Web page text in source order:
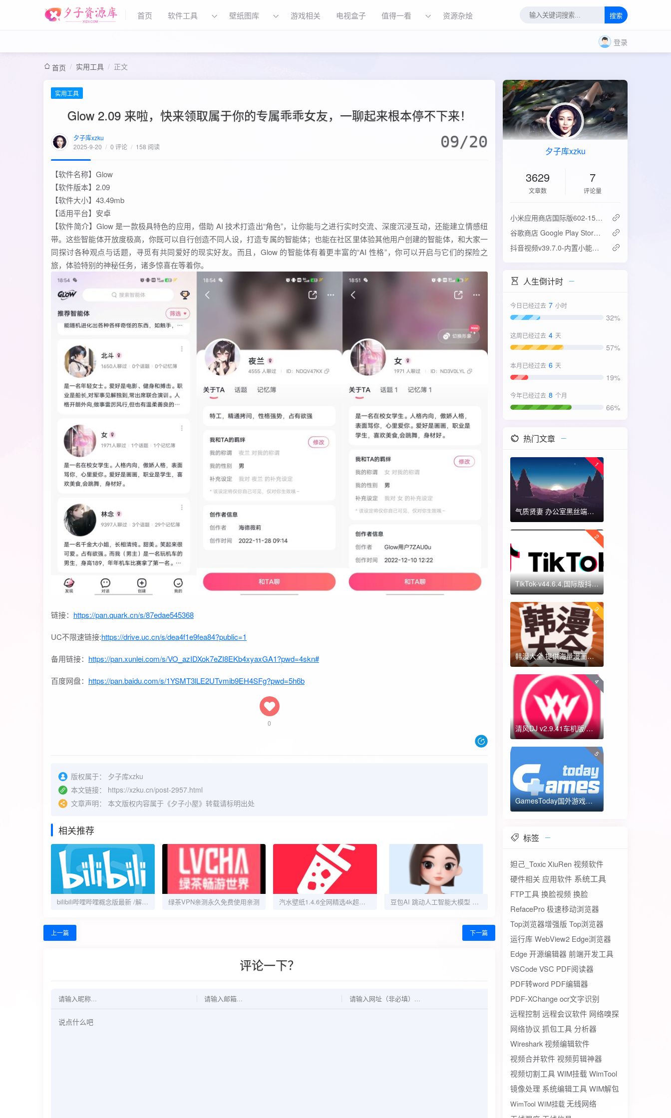
首页 软件工具 壁纸图库 游戏相关 电视盒子 值得一看 资源杂烩 搜索
登录
首页 / 实用工具 / 正文
实用工具
Glow 2.09 来啦，快来领取属于你的专属乖乖女友，一聊起来根本停不下来！
夕子库xzku
2025-9-20 / 0 评论 / 158 阅读 09/20
【软件名称】Glow
【软件版本】2.09
【软件大小】43.49mb
【适用平台】安卓
【软件简介】Glow 是一款极具特色的应用，借助 AI 技术打造出“角色”，让你能与之进行实时交流、深度沉浸互动，还能建立情感纽
带。这些智能体开放度极高，你既可以自行创造不同人设，打造专属的智能体；也能在社区里体验其他用户创建的智能体，和大家一
同探讨各种观点与话题，寻觅有共同爱好的现实好友。而且，Glow 的智能体有着更丰富的“AI 性格”，你可以开启与它们的探险之
旅，体验特别的神秘任务，诸多惊喜在等着你。
链接： https://pan.quark.cn/s/87edae545368
UC不限速链接:https://drive.uc.cn/s/dea4f1e9fea84?public=1
备用链接： https://pan.xunlei.com/s/VO_azIDXok7eZI8EKb4xyaxGA1?pwd=4skn#
百度网盘： https://pan.baidu.com/s/1YSMT3lLE2UTvmib9EH4SFg?pwd=5h6b
0
版权属于：
夕子库xzku
本文链接：
https://xzku.cn/post-2957.html
文章声明：
本文版权内容属于《夕子小屋》转载请标明出处
相关推荐
bilibili哔哩哔哩概念版最新 /解锁番剧 / 自带大模块 绿茶VPN亲测永久免费使用亲测 汽水壁纸1.4.6全网精选4k超清免费壁纸 豆包AI 跳动人工智能大模型 堪比GPT-4
上一篇 下一篇
评论一下？
夕子库xzku
3629
文章数
7
评论量
‌小米应用商店国际版602-15.6.0.2：免登录直下，比谷歌商店快3倍！
谷歌商店 Google Play Store v52.4.42-31版
抖音视频v39.7.0-内置小能手2.0.7模块
人生倒计时
今日已经过去 7 小时
32%
这周已经过去 4 天
57%
本月已经过去 6 天
19%
今年已经过去 8 个月
66%
热门文章
1
气质贤妻 办公室黑丝端木蓉 国漫女神 ​​​
2
TikTok-v44.6.4,国际版抖音海外畅享,免拔卡体验!附保姆级详细使用指南
3
韩漫大全 提供海量漫画资源
4
清风DJ v2.9.41车机版/手机版-全方位DJ舞曲
5
GamesToday国外游戏下载器 不需要T子
标签
妲己_ToxicXiuRen 视频软件
硬件相关 应用软件 系统工具
FTP工具 换脸视频 换脸
RefacePro极速移动浏览器
Top浏览器增强版 Top浏览器
运行库 WebView2 Edge浏览器
Edge开源编辑器 前端开发工具
VSCodeVSC PDF阅读器
PDF转word PDF编辑器
PDF-XChangeocr文字识别
远程控制 远程会议软件 网络嗅探
网络协议 抓包工具 分析器
Wireshark视频编辑软件
视频合并软件 视频剪辑神器
视频切割工具 WIM挂载 WimTool
镜像处理 系统编辑工具 WIM解包
WimTool WIM挂载 无线网络